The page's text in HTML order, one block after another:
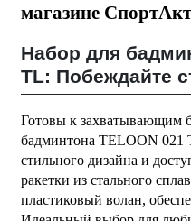
магазине
Набор для
TL: Побеждайте
Готовы к захватывающим
бадминтона TELOON 021
стильного дизайна и
ракетки из стального
пластиковый волан,